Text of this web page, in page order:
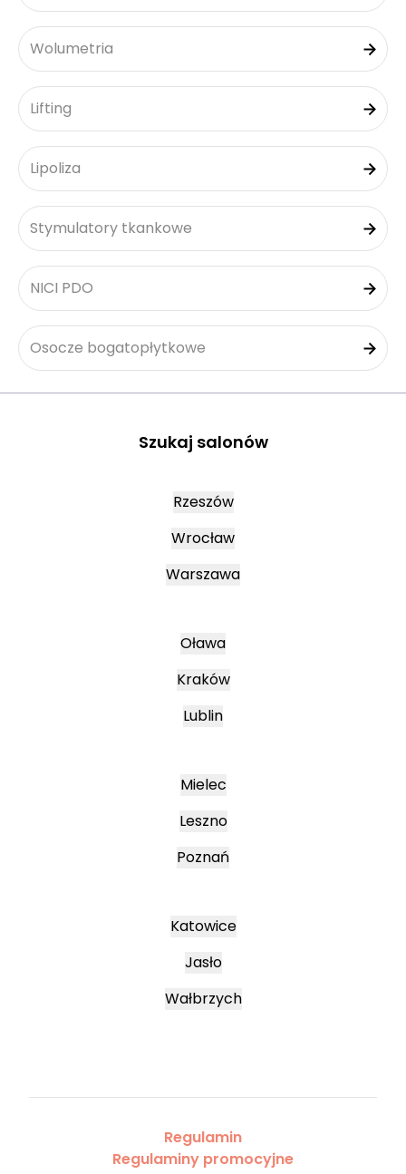
Wolumetria
Lifting
Lipoliza
Stymulatory tkankowe
NICI PDO
Osocze bogatopłytkowe
Szukaj salonów
Rzeszów
Wrocław
Warszawa
Oława
Kraków
Lublin
Mielec
Leszno
Poznań
Katowice
Jasło
Wałbrzych
Regulamin
Regulaminy promocyjne